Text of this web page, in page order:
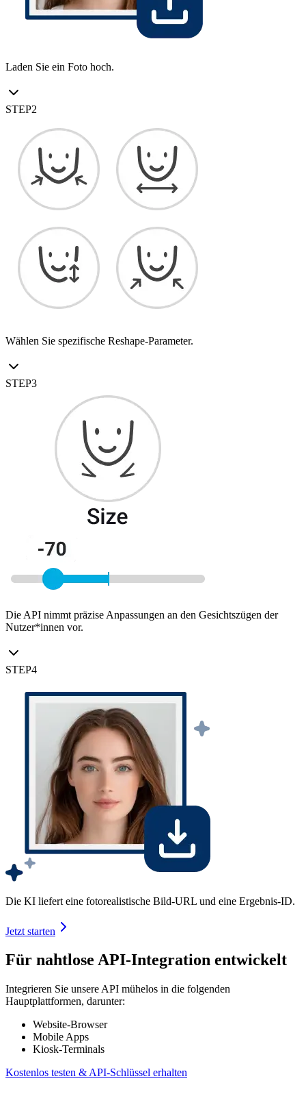
Laden Sie ein Foto hoch.
STEP2
Wählen Sie spezifische Reshape-Parameter.
STEP3
Die API nimmt präzise Anpassungen an den Gesichtszügen der
Nutzer*innen vor.
STEP4
Die KI liefert eine fotorealistische Bild-URL und eine Ergebnis-ID.
Jetzt starten
Für nahtlose API-Integration entwickelt
Integrieren Sie unsere API mühelos in die folgenden
Hauptplattformen, darunter:
Website-Browser
Mobile Apps
Kiosk-Terminals
Kostenlos testen & API-Schlüssel erhalten